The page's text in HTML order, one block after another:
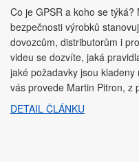
Co je GPSR a koho se
bezpečnosti výrobků
dovozcům, distributorům i
videu se dozvíte, jaká
jaké požadavky jsou
vás provede Martin Pitron, z
DETAIL ČLÁNKU